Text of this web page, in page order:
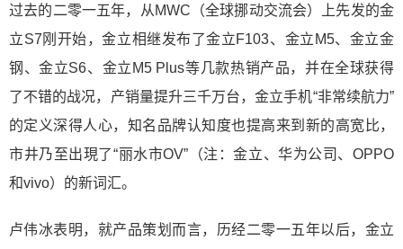
过去的二零一五年，从MWC（全球挪动交流会）上先发的金
立S7刚开始，金立相继发布了金立F103、金立M5、金立金
钢、金立S6、金立M5 Plus等几款热销产品，并在全球获得
了不错的战况，产销量提升三千万台，金立手机“非常续航力”
的定义深得人心，知名品牌认知度也提高来到新的高宽比，
市井乃至出現了“丽水市OV”（注：金立、华为公司、OPPO
和vivo）的新词汇。
卢伟冰表明，就产品策划而言，历经二零一五年以后，金立